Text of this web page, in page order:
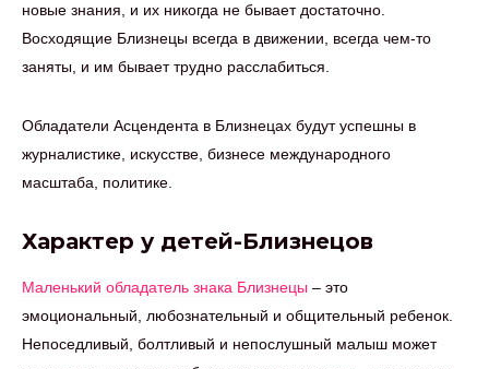
новые знания, и их никогда не бывает достаточно.
Восходящие Близнецы всегда в движении, всегда чем-то
заняты, и им бывает трудно расслабиться.
Обладатели Асцендента в Близнецах будут успешны в
журналистике, искусстве, бизнесе международного
масштаба, политике.
Характер у детей-Близнецов
Маленький обладатель знака Близнецы – это
эмоциональный, любознательный и общительный ребенок.
Непоседливый, болтливый и непослушный малыш может